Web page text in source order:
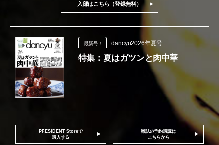
入部はこちら（登録無料）
最新号！ dancyu2026年夏号
特集：夏はガツンと肉中華
PRESIDENT Storeで
購入する
雑誌の予約購読は
こちらから